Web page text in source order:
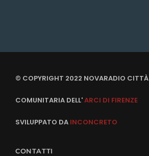
© COPYRIGHT 2022 NOVARADIO CITTÀ
COMUNITARIA DELL'ARCI DI FIRENZE
SVILUPPATO DA INCONCRETO
CONTATTI